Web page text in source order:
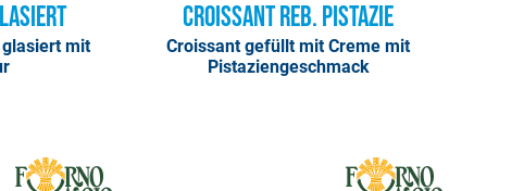
mit
Croissant Reb. Pistazie
Croissant gefüllt mit Creme mit
Pistaziengeschmack